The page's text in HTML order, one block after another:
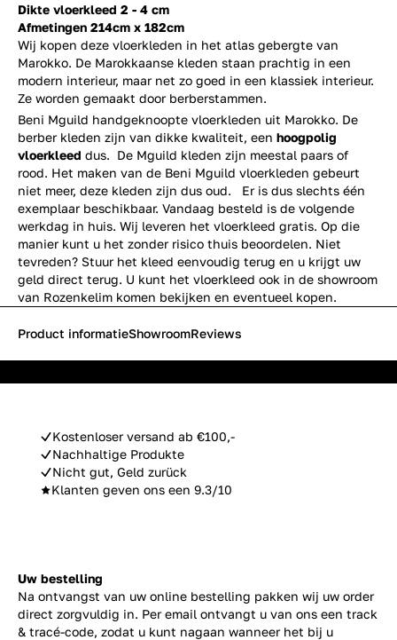
Dikte vloerkleed 2 - 4 cm
Afmetingen 214cm x 182cm
Wij kopen deze vloerkleden in het atlas gebergte van
Marokko. De Marokkaanse kleden staan prachtig in een
modern interieur, maar net zo goed in een klassiek interieur.
Ze worden gemaakt door berberstammen.
Beni Mguild handgeknoopte vloerkleden uit Marokko. De
berber kleden zijn van dikke kwaliteit, een hoogpolig
vloerkleed dus. De Mguild kleden zijn meestal paars of
rood. Het maken van de Beni Mguild vloerkleden gebeurt
niet meer, deze kleden zijn dus oud. Er is dus slechts één
exemplaar beschikbaar. Vandaag besteld is de volgende
werkdag in huis. Wij leveren het vloerkleed gratis. Op die
manier kunt u het zonder risico thuis beoordelen. Niet
tevreden? Stuur het kleed eenvoudig terug en u krijgt uw
geld direct terug. U kunt het vloerkleed ook in de showroom
van Rozenkelim komen bekijken en eventueel kopen.
Kostenloser versand ab €100,-
Nachhaltige Produkte
Nicht gut, Geld zurück
Klanten geven ons een 9.3/10
Product informatieShowroomReviews
Uw bestelling
Na ontvangst van uw online bestelling pakken wij uw order
direct zorgvuldig in. Per email ontvangt u van ons een track
& tracé-code, zodat u kunt nagaan wanneer het bij u